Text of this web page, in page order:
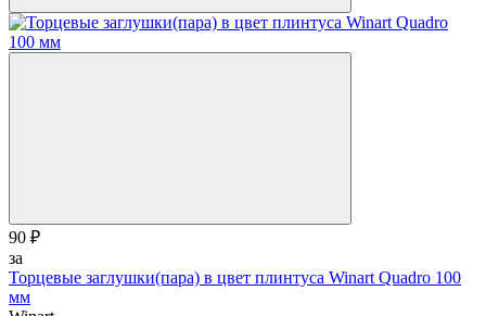
90 ₽
за
Торцевые заглушки(пара) в цвет плинтуса Winart Quadro 100
мм